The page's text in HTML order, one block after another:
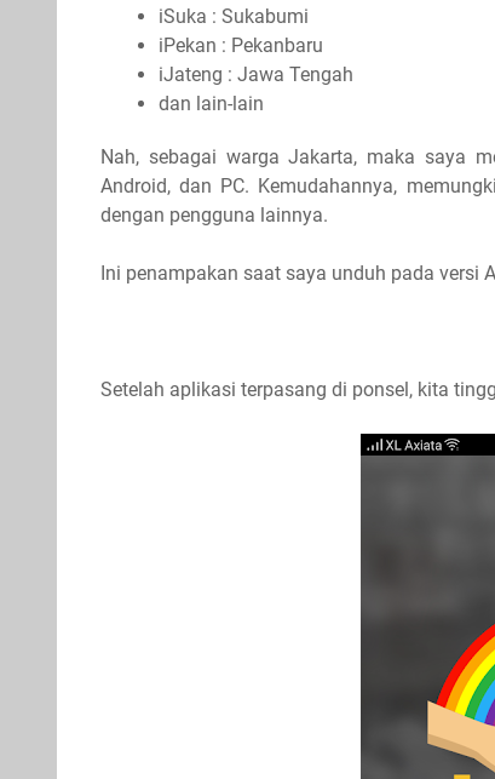
iSuka : Sukabumi
iPekan : Pekanbaru
iJateng : Jawa Tengah
dan lain-lain
Nah, sebagai warga Jakarta, maka saya
Android, dan PC. Kemudahannya,
dengan pengguna lainnya.
Ini penampakan saat saya unduh pada versi
Setelah aplikasi terpasang di ponsel, kita